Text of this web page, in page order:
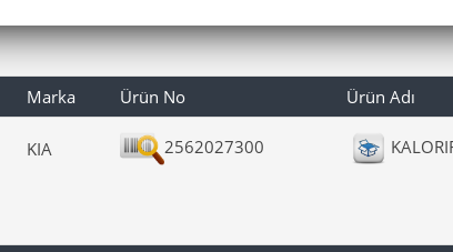
Marka Ürün No Ürün Adı
KIA 2562027300